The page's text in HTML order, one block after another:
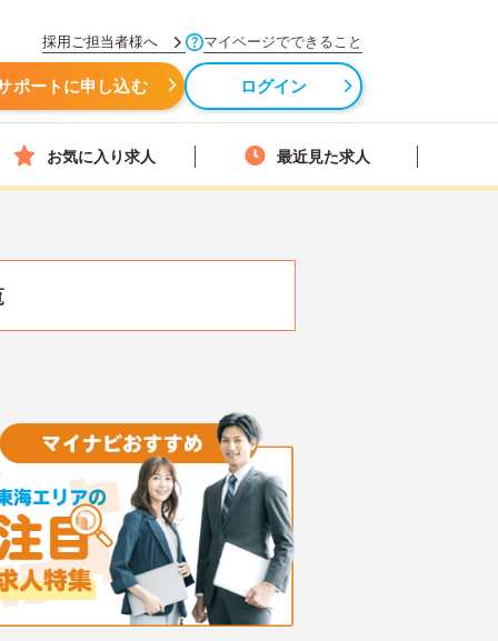
採用ご担当者様へ マイページでできること
ポートに申し込む ログイン
お気に入り求人 最近見た求人